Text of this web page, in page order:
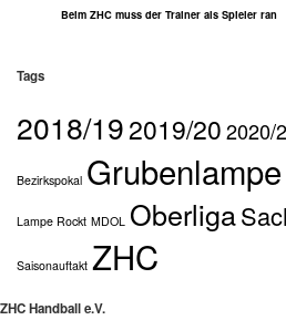
Beim ZHC muss der Trainer als Spieler ran
Tags
2018/192019/202020/
Bezirkspokal Grubenlampe
Lampe Rockt MDOL Oberliga
Saisonauftakt ZHC
ZHC Handball e.V.